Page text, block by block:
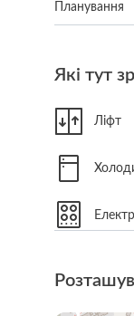
Планування
Які тут
Ліфт